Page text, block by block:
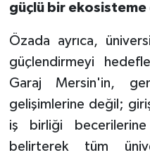
güçlü bir
Özada ayrıca,
güçlendirmeyi
Garaj Mersin'in,
gelişimlerine değil;
iş birliği becerilerine
belirterek tüm